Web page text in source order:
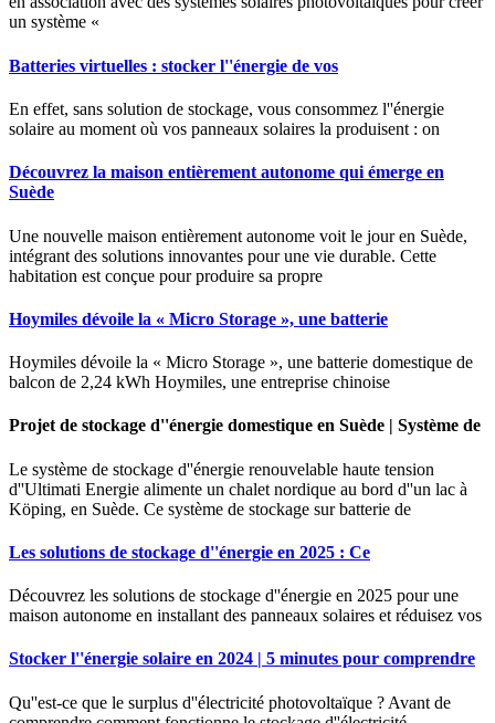
un système «
Batteries virtuelles : stocker l''énergie de vos
En effet, sans solution de stockage, vous consommez l''énergie
solaire au moment où vos panneaux solaires la produisent : on
Découvrez la maison entièrement autonome qui émerge en
Suède
Une nouvelle maison entièrement autonome voit le jour en Suède,
intégrant des solutions innovantes pour une vie durable. Cette
habitation est conçue pour produire sa propre
Hoymiles dévoile la « Micro Storage », une batterie
Hoymiles dévoile la « Micro Storage », une batterie domestique de
balcon de 2,24 kWh Hoymiles, une entreprise chinoise
Projet de stockage d''énergie domestique en Suède | Système de
Le système de stockage d''énergie renouvelable haute tension
d''Ultimati Energie alimente un chalet nordique au bord d''un lac à
Köping, en Suède. Ce système de stockage sur batterie de
Les solutions de stockage d''énergie en 2025 : Ce
Découvrez les solutions de stockage d''énergie en 2025 pour une
maison autonome en installant des panneaux solaires et réduisez vos
Stocker l''énergie solaire en 2024 | 5 minutes pour comprendre
Qu''est-ce que le surplus d''électricité photovoltaïque ? Avant de